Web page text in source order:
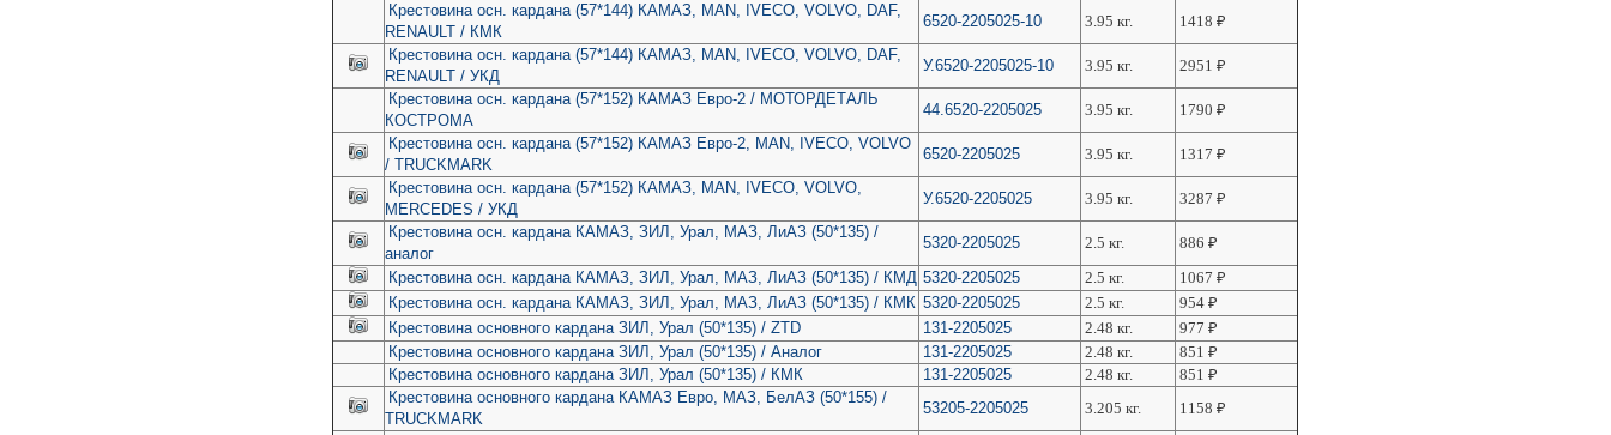
Крестовина осн. кардана (57*144) КАМАЗ, МАN, IVECO, VOLVO, DAF,
RENAULT / КМК
6520-2205025-10 3.95 кг. 1418 ₽
Крестовина осн. кардана (57*144) КАМАЗ, МАN, IVECO, VOLVO, DAF,
RENAULT / УКД
У.6520-2205025-10 3.95 кг. 2951 ₽
Крестовина осн. кардана (57*152) КАМАЗ Евро-2 / МОТОРДЕТАЛЬ
КОСТРОМА
44.6520-2205025 3.95 кг. 1790 ₽
Крестовина осн. кардана (57*152) КАМАЗ Евро-2, МАN, IVECO, VOLVO
/ TRUCKMARK
6520-2205025 3.95 кг. 1317 ₽
Крестовина осн. кардана (57*152) КАМАЗ, МАN, IVECO, VOLVO,
MERCEDES / УКД
У.6520-2205025 3.95 кг. 3287 ₽
Крестовина осн. кардана КАМАЗ, ЗИЛ, Урал, МАЗ, ЛиАЗ (50*135) /
аналог
5320-2205025 2.5 кг. 886 ₽
Крестовина осн. кардана КАМАЗ, ЗИЛ, Урал, МАЗ, ЛиАЗ (50*135) / КМД 5320-2205025 2.5 кг. 1067 ₽
Крестовина осн. кардана КАМАЗ, ЗИЛ, Урал, МАЗ, ЛиАЗ (50*135) / КМК 5320-2205025 2.5 кг. 954 ₽
Крестовина основного кардана ЗИЛ, Урал (50*135) / ZTD
131-2205025 2.48 кг. 977 ₽
Крестовина основного кардана ЗИЛ, Урал (50*135) / Аналог
131-2205025 2.48 кг. 851 ₽
Крестовина основного кардана ЗИЛ, Урал (50*135) / КМК
131-2205025 2.48 кг. 851 ₽
Крестовина основного кардана КАМАЗ Евро, МАЗ, БелАЗ (50*155) /
TRUCKMARK
53205-2205025 3.205 кг. 1158 ₽